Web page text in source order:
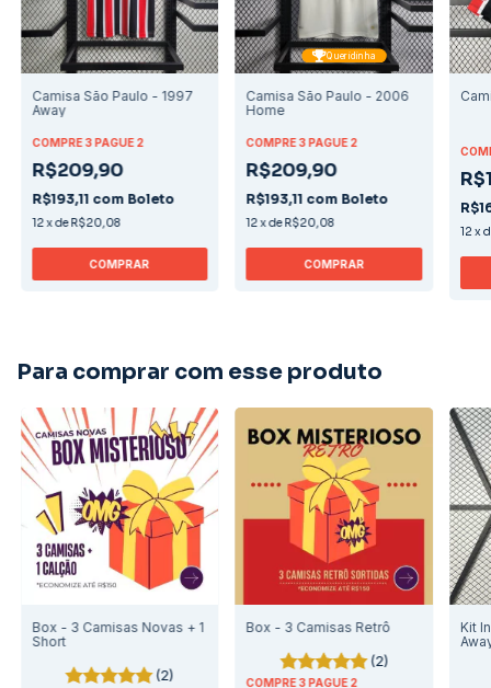
Camisa São Paulo - 1997
Away
COMPRE 3 PAGUE 2
R$209,90
R$193,11 com Boleto
12xdeR$20,08
COMPRAR
Queridinha
Camisa São Paulo - 2006
Home
COMPRE 3 PAGUE 2
R$209,90
R$193,11 com Boleto
12xdeR$20,08
COMPRAR
12 x
Para comprar com esse produto
Box - 3 Camisas Novas + 1
Short
(2)
Box - 3 Camisas Retrô
(2)
COMPRE 3 PAGUE 2
Kit